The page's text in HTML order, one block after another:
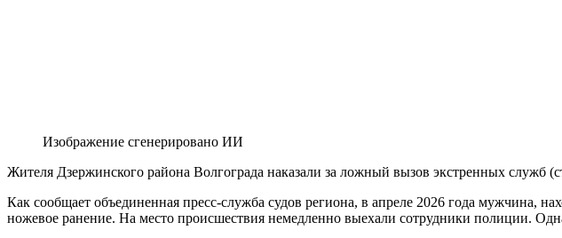
Изображение сгенерировано ИИ
Жителя Дзержинского района Волгограда наказали за ложный вызов экстренных служб
Как сообщает объединенная пресс-служба судов региона, в апреле 2026 года мужчина,
ножевое ранение. На место происшествия немедленно выехали сотрудники полиции.